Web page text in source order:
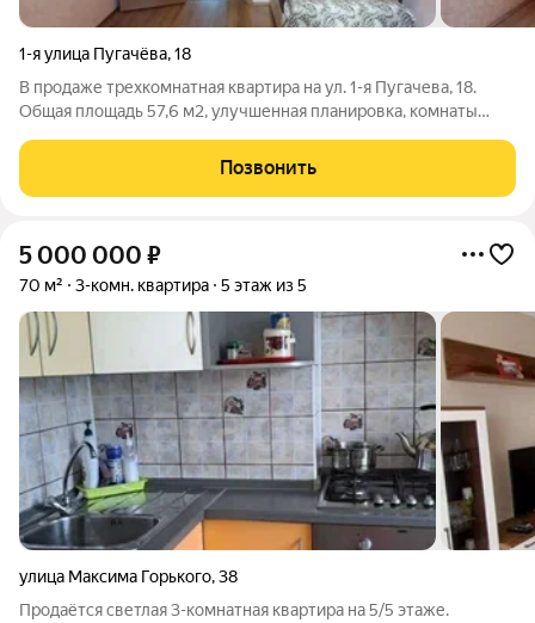
1-я улица Пугачёва,18
В продаже трехкомнатная квaртиpа на ул. 1-я Пугачева, 18.
Общая площадь 57,6 м2, улучшенная планировка, комнаты
пятиэтажного дома 1985 года постройки. Квартира теплая и
сухая. Состояние
Позвонить
5 000 000 ₽
70 м² 3-комн. квартира 5 этаж из 5
улица Максима Горького,38
Продаётся светлая 3-комнатная квартира на 5/5 этаже.